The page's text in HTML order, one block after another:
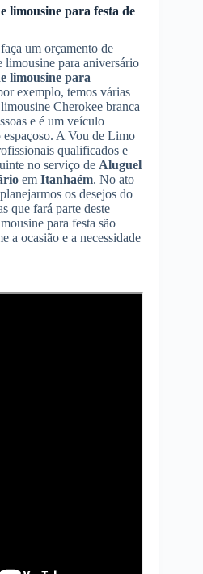
limousine para festa de
um orçamento de
limousine para aniversário
limousine para
exemplo, temos várias
Cherokee branca
e é um veículo
A Vou de Limo
qualificados e
no serviço de Aluguel
em Itanhaém. No ato
os desejos do
que fará parte deste
para festa são
a ocasião e a necessidade